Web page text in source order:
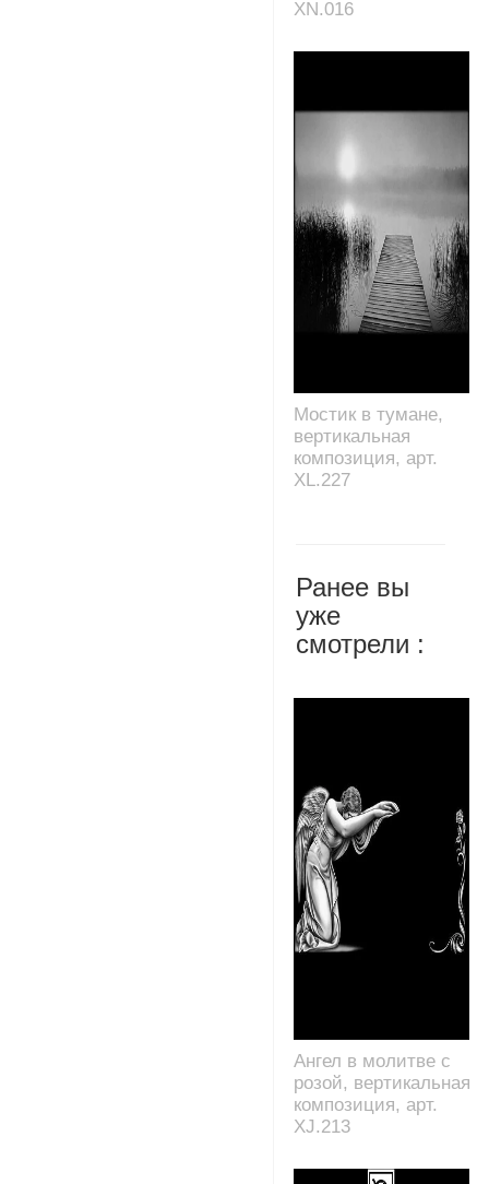
XN.016
Мостик в тумане,
вертикальная
композиция, арт.
XL.227
Ранее вы
уже
смотрели :
Ангел в молитве с
розой, вертикальная
композиция, арт.
XJ.213